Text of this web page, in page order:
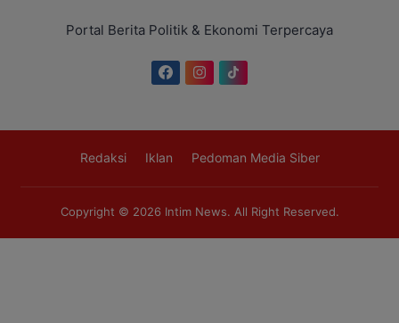
Portal Berita Politik & Ekonomi Terpercaya
Redaksi Iklan Pedoman Media Siber
Copyright © 2026 Intim News. All Right Reserved.